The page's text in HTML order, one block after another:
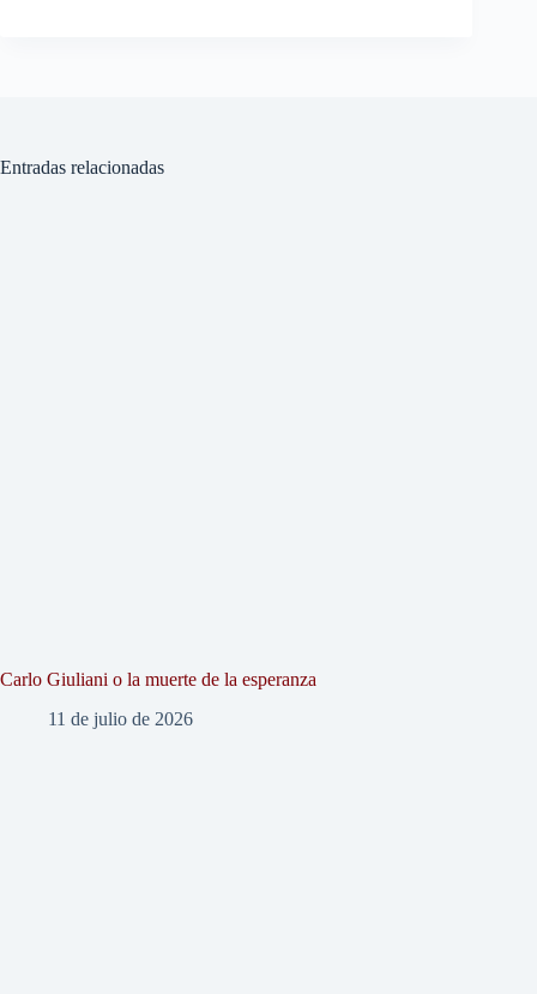
Entradas relacionadas
Carlo Giuliani o la muerte de la esperanza
11 de julio de 2026